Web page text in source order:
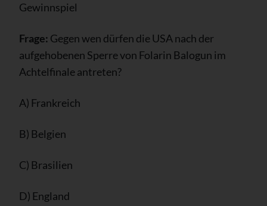
Gewinnspiel
Frage: Gegen wen dürfen die USA nach der
aufgehobenen Sperre von Folarin Balogun im
Achtelfinale antreten?
A) Frankreich
B) Belgien
C) Brasilien
D) England